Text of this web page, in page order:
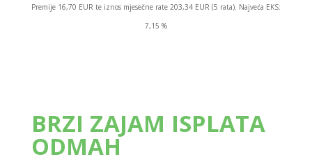
Premije 16,70 EUR te iznos mjesečne rate 203,34 EUR (5 rata). Najveća EKS:
7,15 %
BRZI ZAJAM ISPLATA
ODMAH